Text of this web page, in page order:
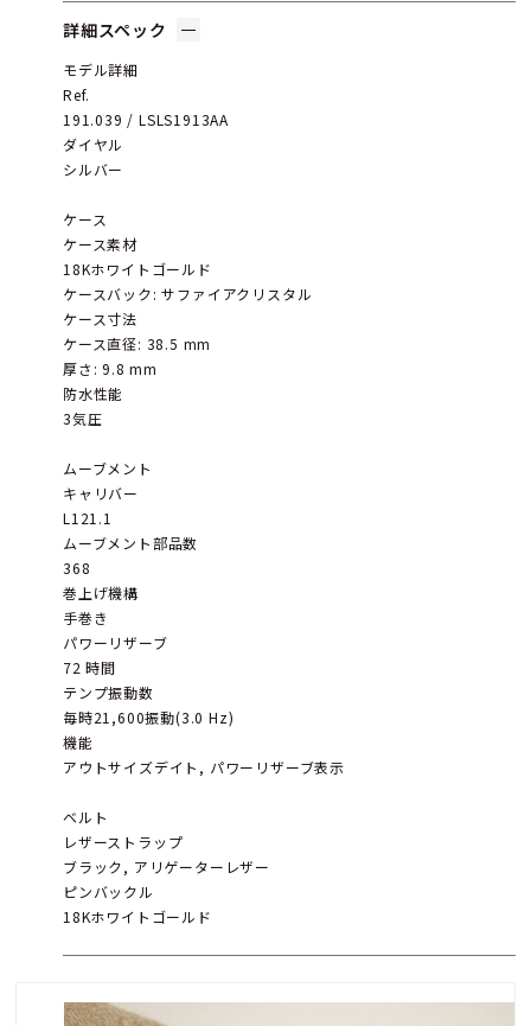
詳細スペック
モデル詳細
Ref.
191.039 / LSLS1913AA
ダイヤル
シルバー
ケース
ケース素材
18Kホワイトゴールド
ケースバック: サファイアクリスタル
ケース寸法
ケース直径: 38.5 mm
厚さ: 9.8 mm
防水性能
3気圧
ムーブメント
キャリバー
L121.1
ムーブメント部品数
368
巻上げ機構
手巻き
パワーリザーブ
72 時間
テンプ振動数
毎時21,600振動(3.0 Hz)
機能
アウトサイズデイト, パワーリザーブ表示
ベルト
レザーストラップ
ブラック, アリゲーターレザー
ピンバックル
18Kホワイトゴールド